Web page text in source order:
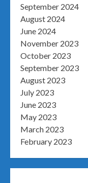
September 2024
August 2024
June 2024
November 2023
October 2023
September 2023
August 2023
July 2023
June 2023
May 2023
March 2023
February 2023